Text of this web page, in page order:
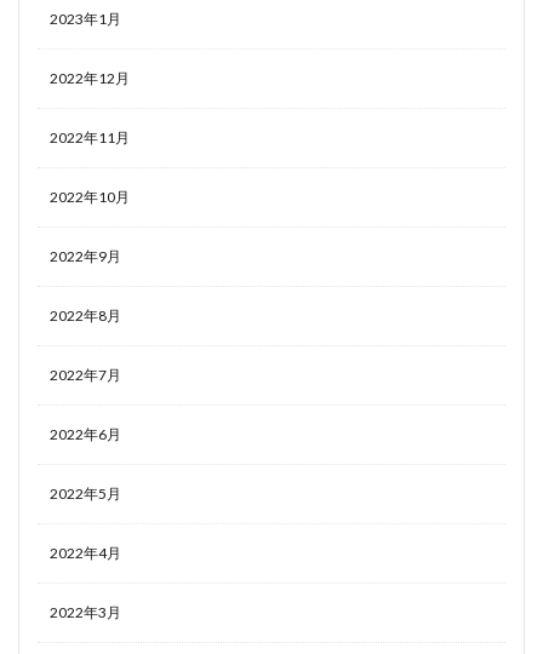
2023年1月
2022年12月
2022年11月
2022年10月
2022年9月
2022年8月
2022年7月
2022年6月
2022年5月
2022年4月
2022年3月